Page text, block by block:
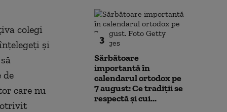
colegi
şi
de
care nu
3
Sărbătoare
importantă în
calendarul ortodox pe
7 august: Ce tradiții se
respectă și cui...